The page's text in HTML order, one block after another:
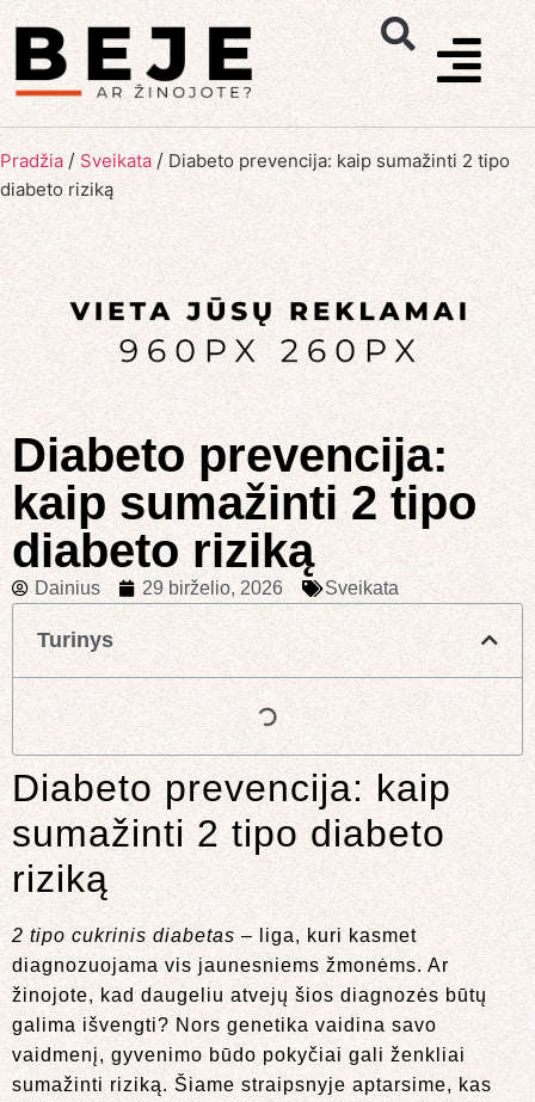
Pradžia / Sveikata / Diabeto prevencija: kaip sumažinti 2 tipo
diabeto riziką
Diabeto prevencija:
kaip sumažinti 2 tipo
diabeto riziką
Dainius 29 birželio, 2026 Sveikata
Turinys
Diabeto prevencija: kaip
sumažinti 2 tipo diabeto
riziką
2 tipo cukrinis diabetas – liga, kuri kasmet
diagnozuojama vis jaunesniems žmonėms. Ar
žinojote, kad daugeliu atvejų šios diagnozės būtų
galima išvengti? Nors genetika vaidina savo
vaidmenį, gyvenimo būdo pokyčiai gali ženkliai
sumažinti riziką. Šiame straipsnyje aptarsime, kas